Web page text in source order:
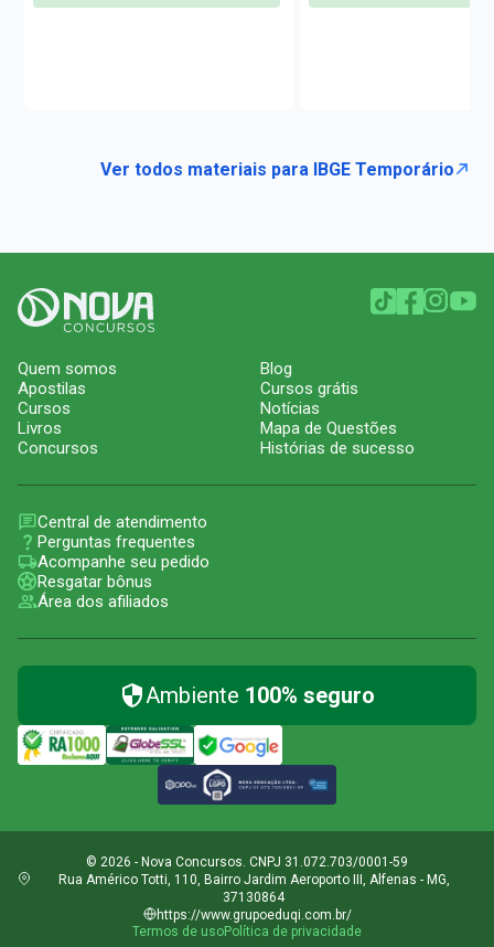
Ver todos materiais para IBGE Temporário
Quem somos
Apostilas
Cursos
Livros
Concursos
Blog
Cursos grátis
Notícias
Mapa de Questões
Histórias de sucesso
Central de atendimento
Perguntas frequentes
Acompanhe seu pedido
Resgatar bônus
Área dos afiliados
Ambiente 100% seguro
© 2026 - Nova Concursos. CNPJ 31.072.703/0001-59
Rua Américo Totti, 110, Bairro Jardim Aeroporto III, Alfenas - MG,
37130864
https://www.grupoeduqi.com.br/
Termos de usoPolítica de privacidade